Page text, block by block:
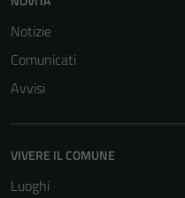
Notizie
Comunicati
Avvisi
VIVERE IL COMUNE
Luoghi